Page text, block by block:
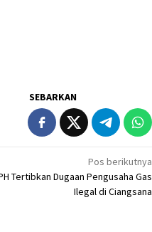
SEBARKAN
Pos berikutnya
Tertibkan Dugaan Pengusaha Gas
Ilegal di Ciangsana